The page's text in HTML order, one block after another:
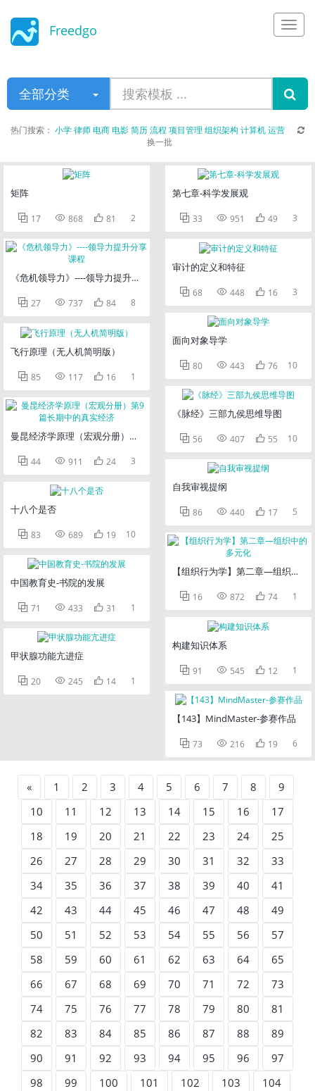
Freedgo
全部分类
热门搜索： 小学律师电商电影简历流程 项目管理 组织架构 计算机运营
换一批
矩阵
 17  868  81 2
《危机领导力》----领导力提升分享课程
 27  737  84 8
飞行原理（无人机简明版）
 85  117  16 1
曼昆经济学原理（宏观分册）第9篇长期中的真实经济
 44  911  24 3
十八个是否
 83  689  19 10
中国教育史-书院的发展
 71  433  31 1
甲状腺功能亢进症
 20  245  14 1
第七章-科学发展观
 33  951  49 3
审计的定义和特征
 68  448  16 3
面向对象导学
 80  443  76 10
《脉经》三部九侯思维导图
 56  407  55 10
自我审视提纲
 86  440  17 5
【组织行为学】第二章—组织中的
 16  872  74 1
构建知识体系
 91  545  12 1
【143】MindMaster-参赛作品
 73  216  19 6
« 1 2 3 4 5 6 7 8
9
10
11 12 13 14 15 16
17
18
19 20 21 22 23 24
25
26
27 28 29 30 31 32
33
34
35 36 37 38 39 40
41
42
43 44 45 46 47 48
49
50
51 52 53 54 55 56
57
58
59 60 61 62 63 64
65
66
67 68 69 70 71 72
73
74
75 76 77 78 79 80
81
82
83 84 85 86 87 88
89
90
91 92 93 94 95 96
97
98
99 100 101 102 103
104